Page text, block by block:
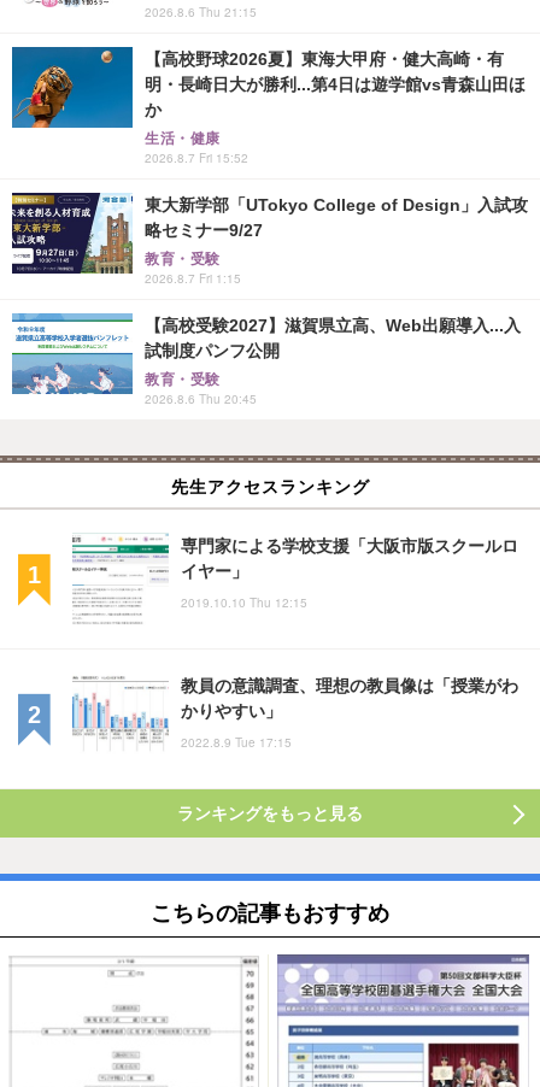
2026.8.6 Thu 21:15
【高校野球2026夏】東海大甲府・健大高崎・有
明・長崎日大が勝利...第4日は遊学館vs青森山田ほ
か
生活・健康
2026.8.7 Fri 15:52
東大新学部「UTokyo College of Design」入試攻
略セミナー9/27
教育・受験
2026.8.7 Fri 1:15
【高校受験2027】滋賀県立高、Web出願導入...入
試制度パンフ公開
教育・受験
2026.8.6 Thu 20:45
先生アクセスランキング
専門家による学校支援「大阪市版スクールロ
イヤー」
2019.10.10 Thu 12:15
教員の意識調査、理想の教員像は「授業がわ
かりやすい」
2022.8.9 Tue 17:15
ランキングをもっと見る
こちらの記事もおすすめ